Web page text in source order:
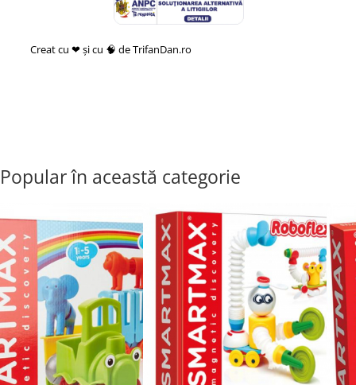
Creat cu ❤ și cu 🧠 de TrifanDan.ro
Popular în această categorie